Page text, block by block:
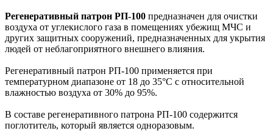
Регенеративный патрон РП-100 предназначен для очистки
воздуха от углекислого газа в помещениях убежищ МЧС и
других защитных сооружений, предназначенных для укрытия
людей от неблагоприятного внешнего влияния.
Регенеративный патрон РП-100 применяется при
температурном диапазоне от 18 до 35°С с относительной
влажностью воздуха от 30% до 95%.
В составе регенеративного патрона РП-100 содержится
поглотитель, который является одноразовым.